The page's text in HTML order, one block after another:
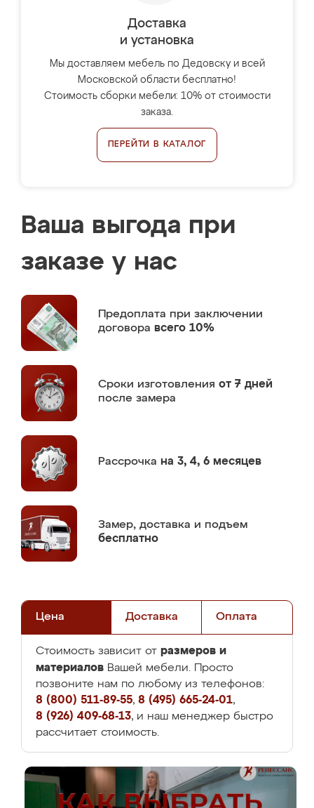
Доставка
и установка
Мы доставляем мебель по Дедовску и всей
Московской области бесплатно!
Стоимость сборки мебели: 10% от стоимости
заказа.
ПЕРЕЙТИ В КАТАЛОГ
Ваша выгода при
заказе у нас
Предоплата при заключении
договора всего 10%
Сроки изготовления от 7 дней
после замера
Рассрочка на 3, 4, 6 месяцев
Замер, доставка и подъем
бесплатно
Цена Доставка Оплата
Стоимость зависит от размеров и
материалов Вашей мебели. Просто
позвоните нам по любому из телефонов:
8 (800) 511-89-55, 8 (495) 665-24-01,
8 (926) 409-68-13, и наш менеджер быстро
рассчитает стоимость.